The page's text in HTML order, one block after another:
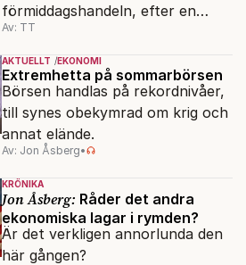
förmiddagshandeln, efter en
inledning nedåt – trots ett högre
oljepris och AI-oro.
Av: TT
AKTUELLT EKONOMI
Extremhetta på sommarbörsen
Börsen handlas på rekordnivåer,
till synes obekymrad om krig och
annat elände.
Av: Jon Åsberg•
KRÖNIKA
Jon Åsberg: Råder det andra
ekonomiska lagar i rymden?
Är det verkligen annorlunda den
här gången?